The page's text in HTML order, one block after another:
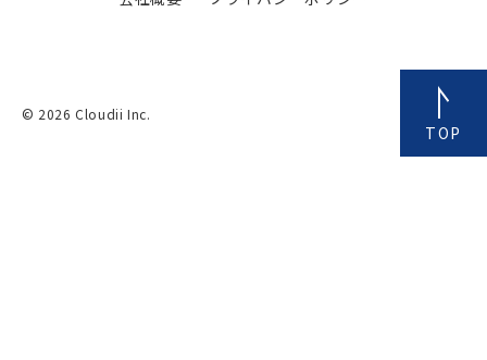
TOP
© 2026 Cloudii Inc.